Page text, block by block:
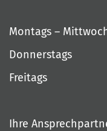
Montags –
Donnerstags
Freitags
Ihre